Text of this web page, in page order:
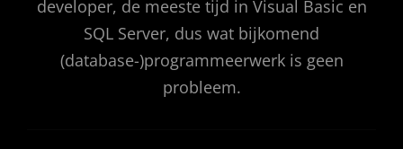
developer, de meeste tijd in Visual Basic en
SQL Server, dus wat bijkomend
(database-)programmeerwerk is geen
probleem.